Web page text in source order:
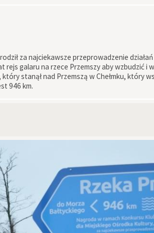
za najciekawsze przeprowadzenie
rejs galaru na rzece Przemszy aby wzbudzić i
stanął nad Przemszą w Chełmku, który
946 km.